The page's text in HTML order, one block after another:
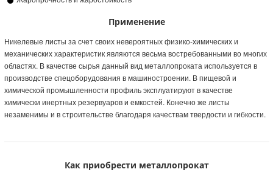
Применение
Никелевые листы за счет своих невероятных физико-химических и
механических характеристик являются весьма востребованными во многих
областях. В качестве сырья данный вид металлопроката используется в
производстве спецоборудования в машиностроении. В пищевой и
химической промышленности профиль эксплуатируют в качестве
химически инертных резервуаров и емкостей. Конечно же листы
незаменимы и в строительстве благодаря качествам твердости и гибкости.
Как приобрести металлопрокат